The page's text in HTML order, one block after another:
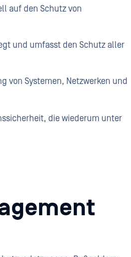
auf den Schutz von
und umfasst den Schutz aller
von Systemen, Netzwerken und
die wiederum unter